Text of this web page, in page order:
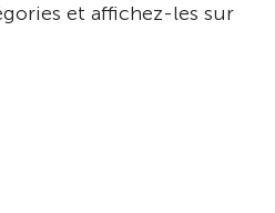
et affichez-les sur